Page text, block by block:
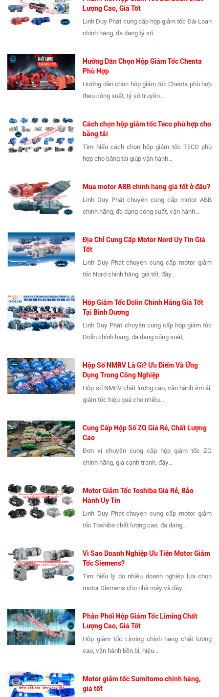
Lượng Cao, Giá Tốt
Linh Duy Phát cung cấp hộp giảm tốc Đài Loan
chính hãng, đa dạng tỷ số...
Hướng Dẫn Chọn Hộp Giảm Tốc Chenta
Phù Hợp
Hướng dẫn chọn hộp giảm tốc Chenta phù hợp
theo công suất, tỷ số truyền...
Cách chọn hộp giảm tốc Teco phù hợp cho
băng tải
Tìm hiểu cách chọn hộp giảm tốc TECO phù
hợp cho băng tải giúp vận hành...
Mua motor ABB chính hãng giá tốt ở đâu?
Linh Duy Phát chuyên cung cấp motor ABB
chính hãng, đa dạng công suất, vận hành...
Địa Chỉ Cung Cấp Motor Nord Uy Tín Giá
Tốt
Linh Duy Phát chuyên cung cấp motor giảm
tốc Nord chính hãng, giá tốt, đầy...
Hộp Giảm Tốc Dolin Chính Hãng Giá Tốt
Tại Bình Dương
Linh Duy Phát chuyên cung cấp hộp giảm tốc
Dolin chính hãng, đa dạng công suất,...
Hộp Số NMRV Là Gì? Ưu Điểm Và Ứng
Dụng Trong Công Nghiệp
Hộp số NMRV chất lượng cao, vận hành êm ái,
giảm tốc hiệu quả cho nhiều...
Cung Cấp Hộp Số ZQ Giá Rẻ, Chất Lượng
Cao
Đơn vị chuyên cung cấp hộp giảm tốc ZQ
chính hãng, giá cạnh tranh, đầy...
Motor Giảm Tốc Toshiba Giá Rẻ, Bảo
Hành Uy Tín
Linh Duy Phát chuyên cung cấp motor giảm
tốc Toshiba chất lượng cao, đa dạng...
Vì Sao Doanh Nghiệp Ưu Tiên Motor Giảm
Tốc Siemens?
Tìm hiểu lý do nhiều doanh nghiệp lựa chọn
motor Siemens cho nhà máy và dây...
Phân Phối Hộp Giảm Tốc Liming Chất
Lượng Cao, Giá Tốt
Hộp giảm tốc Liming chính hãng chất lượng
cao, vận hành bền bỉ, hiệu...
Motor giảm tốc Sumitomo chính hãng,
giá tốt